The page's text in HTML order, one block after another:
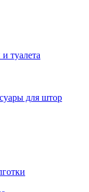
туалета
для штор